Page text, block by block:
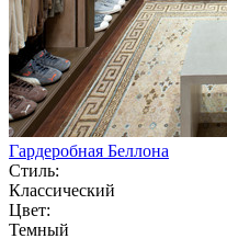
Гардеробная Беллона
Стиль:
Классический
Цвет:
Темный